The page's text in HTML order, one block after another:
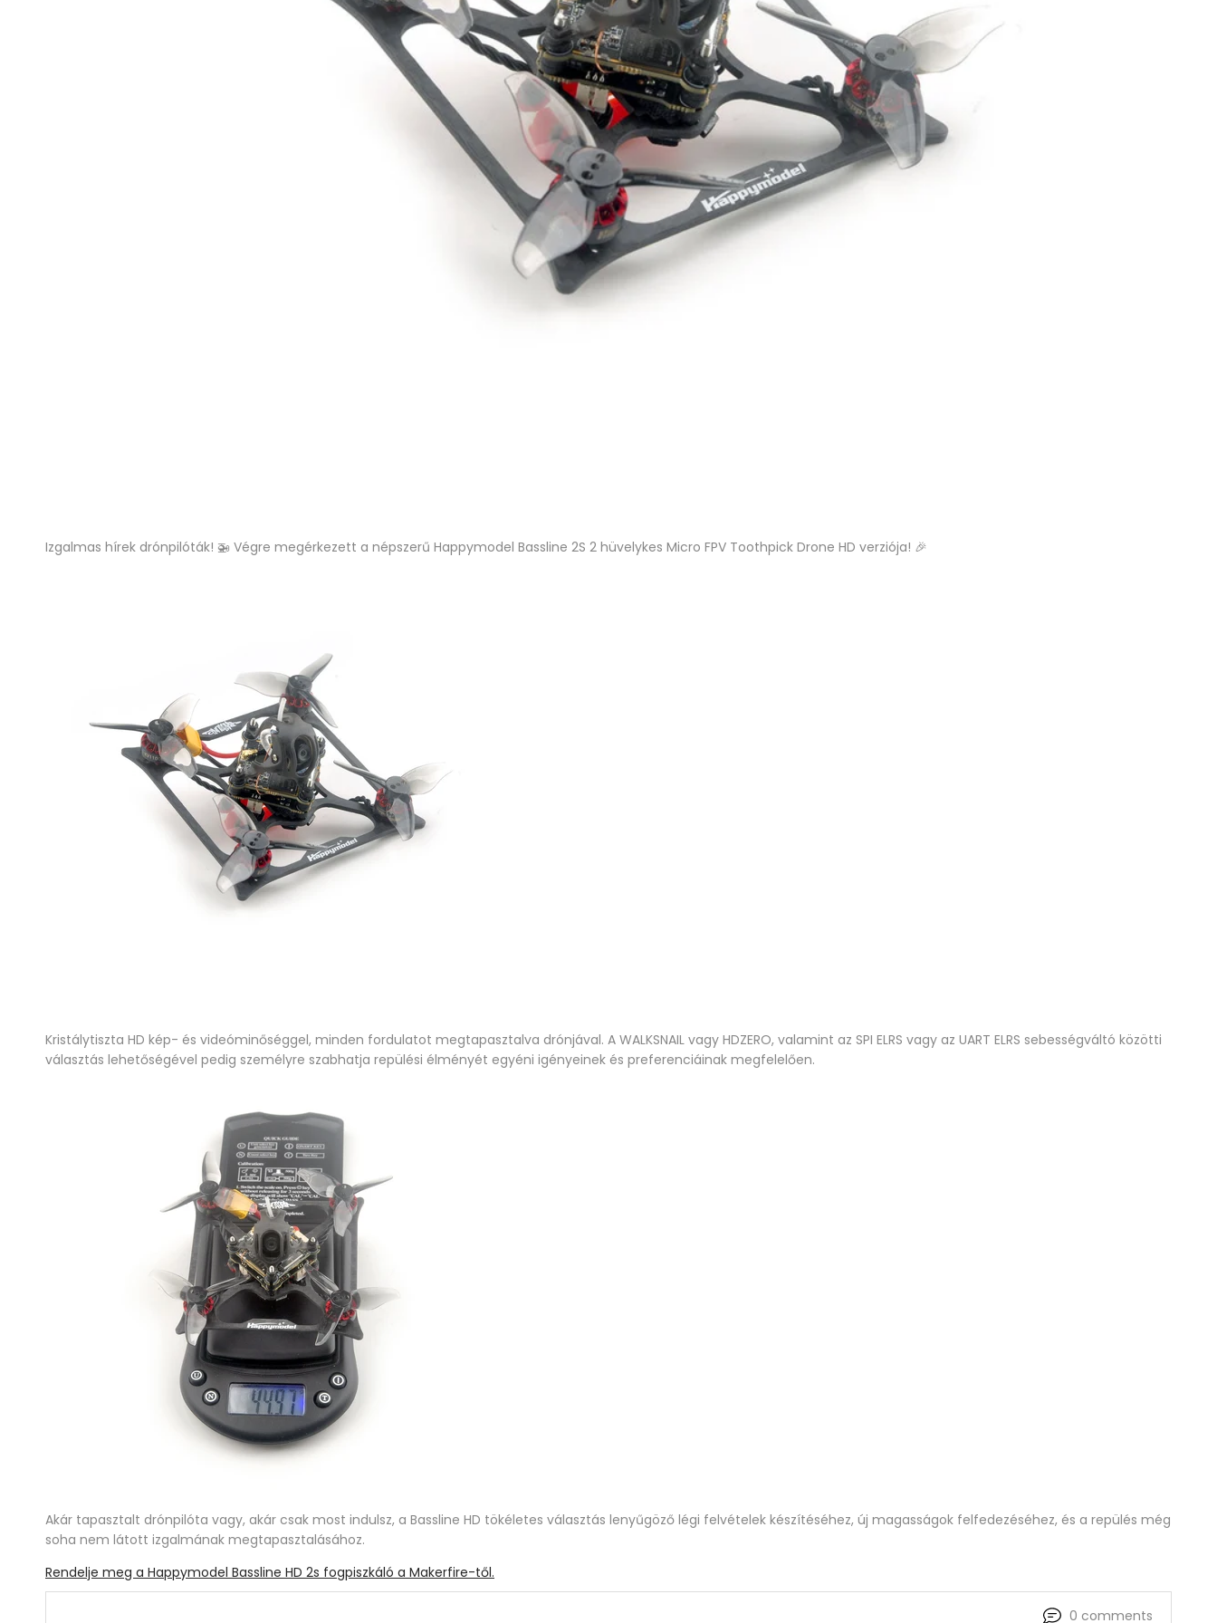
Izgalmas hírek drónpilóták! 🚁 Végre megérkezett a népszerű Happymodel Bassline 2S 2 hüvelykes Micro FPV Toothpick Drone HD verziója! 🎉
Kristálytiszta HD kép- és videóminőséggel, minden fordulatot megtapasztalva drónjával. A WALKSNAIL vagy HDZERO, valamint az SPI ELRS vagy az UART ELRS sebességváltó közötti
választás lehetőségével pedig személyre szabhatja repülési élményét egyéni igényeinek és preferenciáinak megfelelően.
Akár tapasztalt drónpilóta vagy, akár csak most indulsz, a Bassline HD tökéletes választás lenyűgöző légi felvételek készítéséhez, új magasságok felfedezéséhez, és a repülés még
soha nem látott izgalmának megtapasztalásához.
Rendelje meg a Happymodel Bassline HD 2s fogpiszkáló a Makerfire-től.
0 comments